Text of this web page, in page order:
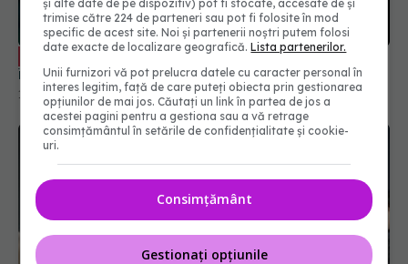
EXCLUSIV Provocările diagnosticării oncologice
în România. Prof. univ. dr. Ovidiu Pop: Stăm prost
13 iun 2025, 22:24
și alte date de pe dispozitiv) pot fi stocate, accesate de și
trimise către 224 de parteneri sau pot fi folosite în mod
specific de acest site. Noi și partenerii noștri putem folosi
date exacte de localizare geografică.Lista partenerilor.
Unii furnizori vă pot prelucra datele cu caracter personal în
interes legitim, față de care puteți obiecta prin gestionarea
opțiunilor de mai jos. Căutați un link în partea de jos a
acestei pagini pentru a gestiona sau a vă retrage
consimțământul în setările de confidențialitate și cookie-
uri.
Consimțământ
Gestionați opțiunile